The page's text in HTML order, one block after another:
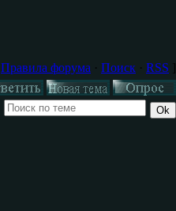
Правила форума · Поиск · RSS ]